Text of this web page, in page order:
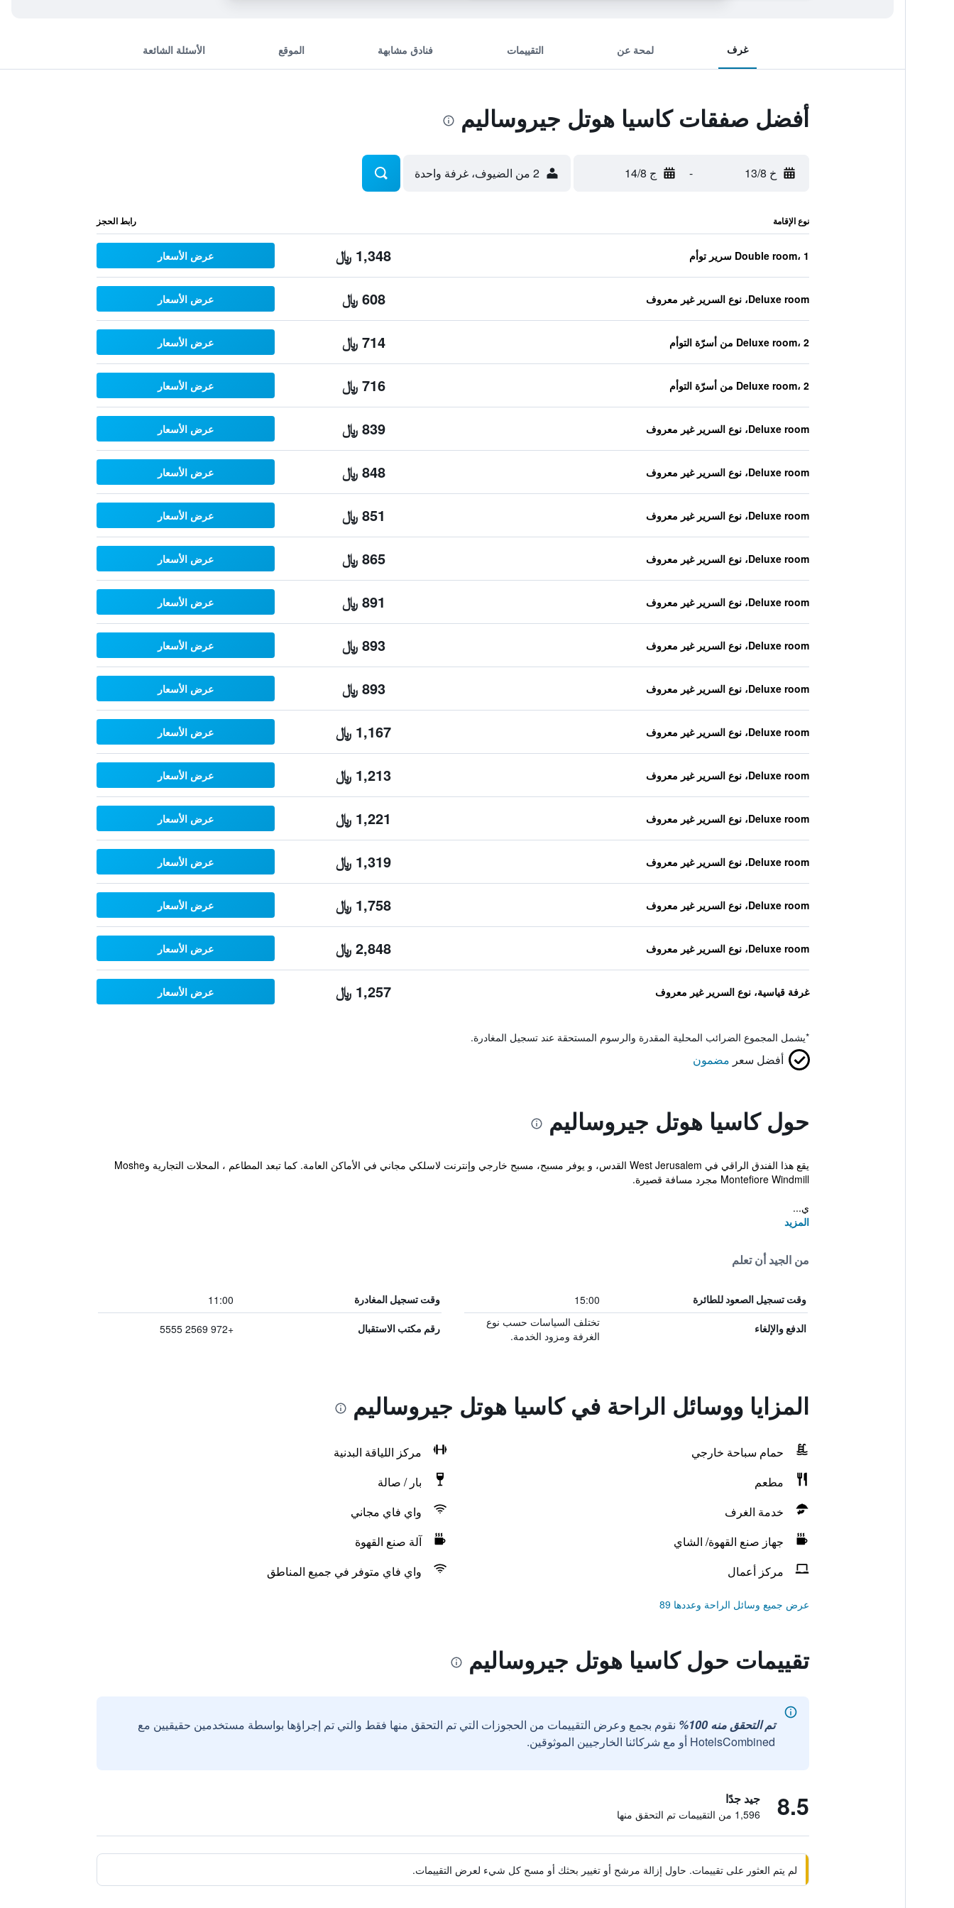
غرف لمحة عن التقييمات فنادق مشابهة الموقع الأسئلة الشائعة
أفضل صفقات كاسيا هوتل جيروساليم
خ 13/8 - ج 14/8 2 من الضيوف، غرفة واحدة
نوع الإقامة رابط الحجز
Double room، 1 سرير توأم 1,348 ﷼ عرض الأسعار
Deluxe room، نوع السرير غير معروف 608 ﷼ عرض الأسعار
Deluxe room، 2 من أسرّة التوأم 714 ﷼ عرض الأسعار
Deluxe room، 2 من أسرّة التوأم 716 ﷼ عرض الأسعار
Deluxe room، نوع السرير غير معروف 839 ﷼ عرض الأسعار
Deluxe room، نوع السرير غير معروف 848 ﷼ عرض الأسعار
Deluxe room، نوع السرير غير معروف 851 ﷼ عرض الأسعار
Deluxe room، نوع السرير غير معروف 865 ﷼ عرض الأسعار
Deluxe room، نوع السرير غير معروف 891 ﷼ عرض الأسعار
Deluxe room، نوع السرير غير معروف 893 ﷼ عرض الأسعار
Deluxe room، نوع السرير غير معروف 893 ﷼ عرض الأسعار
Deluxe room، نوع السرير غير معروف 1,167 ﷼ عرض الأسعار
Deluxe room، نوع السرير غير معروف 1,213 ﷼ عرض الأسعار
Deluxe room، نوع السرير غير معروف 1,221 ﷼ عرض الأسعار
Deluxe room، نوع السرير غير معروف 1,319 ﷼ عرض الأسعار
Deluxe room، نوع السرير غير معروف 1,758 ﷼ عرض الأسعار
Deluxe room، نوع السرير غير معروف 2,848 ﷼ عرض الأسعار
غرفة قياسية، نوع السرير غير معروف 1,257 ﷼ عرض الأسعار
*يشمل المجموع الضرائب المحلية المقدرة والرسوم المستحقة عند تسجيل المغادرة.
أفضل سعر مضمون
حول كاسيا هوتل جيروساليم
يقع هذا الفندق الراقي في West Jerusalem القدس، و يوفر مسبح، مسبح خارجي وإنترنت لاسلكي مجاني في الأماكن العامة. كما تبعد المطاعم ، المحلات التجارية وMoshe
Montefiore Windmill مجرد مسافة قصيرة.
ي...
المزيد
من الجيد أن تعلم
وقت تسجيل الصعود للطائرة 15:00 وقت تسجيل المغادرة 11:00
الدفع والإلغاء
تختلف السياسات حسب نوع
الغرفة ومزود الخدمة.
رقم مكتب الاستقبال +972 2569 5555
المزايا ووسائل الراحة في كاسيا هوتل جيروساليم
حمام سباحة خارجي
مركز اللياقة البدنية
مطعم
بار / صالة
خدمة الغرف
واي فاي مجاني
جهاز صنع القهوة/ الشاي
آلة صنع القهوة
مركز أعمال
واي فاي متوفر في جميع المناطق
عرض جميع وسائل الراحة وعددها 89
تقييمات حول كاسيا هوتل جيروساليم
تم التحقق منه 100%
نقوم بجمع وعرض التقييمات من الحجوزات التي تم التحقق منها فقط والتي تم إجراؤها بواسطة مستخدمين حقيقيين مع
HotelsCombined أو مع شركائنا الخارجيين الموثوقين.
8.5 جيد جدًا
1,596 من التقييمات تم التحقق منها
لم يتم العثور على تقييمات. حاول إزالة مرشح أو تغيير بحثك أو مسح كل شيء لعرض التقييمات.